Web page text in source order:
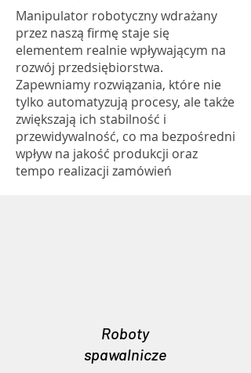
Manipulator robotyczny wdrażany
przez naszą firmę staje się
elementem realnie wpływającym na
rozwój przedsiębiorstwa.
Zapewniamy rozwiązania, które nie
tylko automatyzują procesy, ale także
zwiększają ich stabilność i
przewidywalność, co ma bezpośredni
wpływ na jakość produkcji oraz
tempo realizacji zamówień
Roboty
spawalnicze